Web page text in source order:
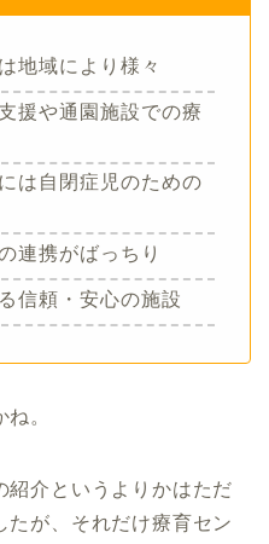
地域により様々
援や通園施設での療
は自閉症児のための
連携がばっちり
信頼・安心の施設
。
紹介というよりかはただ
たが、それだけ療育セン